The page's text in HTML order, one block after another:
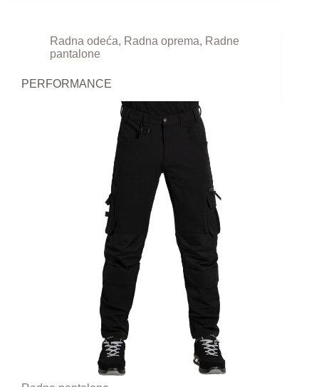
Radna odeća, Radna oprema, Radne
pantalone
PERFORMANCE